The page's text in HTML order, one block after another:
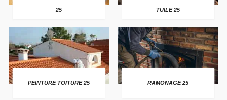
25
TUILE 25
PEINTURE TOITURE 25 RAMONAGE 25